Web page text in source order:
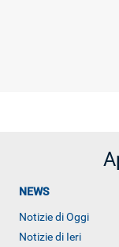
NEWS
Notizie di Oggi
Notizie di Ieri